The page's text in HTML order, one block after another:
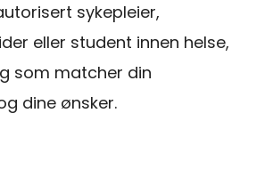
sykepleier,
eller student innen helse,
som matcher din
dine ønsker.